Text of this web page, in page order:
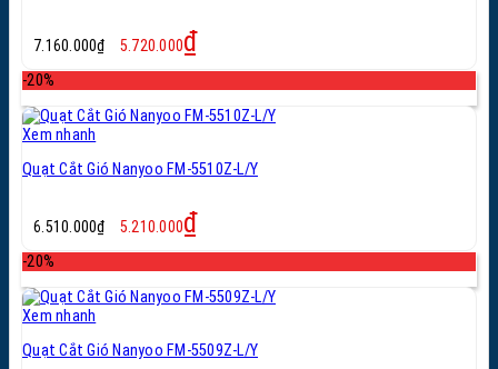
7.160.000₫
Giá
gốc
là:
7.160.000₫.
5.720.000₫
tại
là:
5.720.000₫.
-20%
Xem nhanh
Quạt Cắt Gió Nanyoo FM-5510Z-L/Y
6.510.000₫
gốc
là:
6.510.000₫.
5.210.000₫
tại
là:
5.210.000₫.
-20%
Xem nhanh
Quạt Cắt Gió Nanyoo FM-5509Z-L/Y